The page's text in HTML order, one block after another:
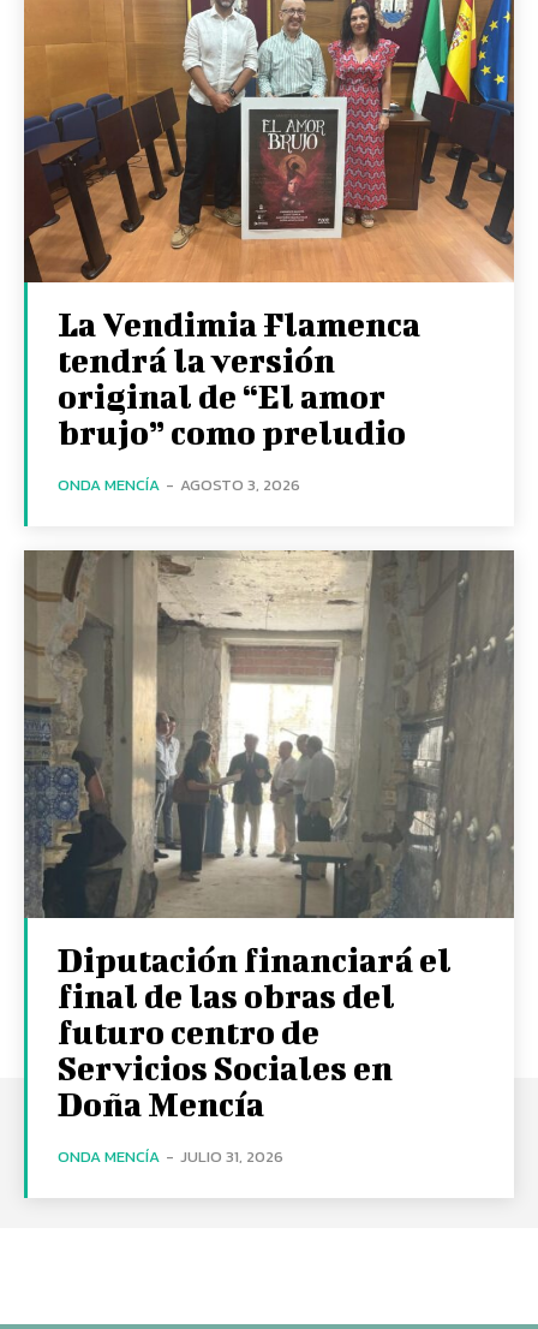
La Vendimia Flamenca
tendrá la versión
original de “El amor
brujo” como preludio
ONDA MENCÍA - AGOSTO 3, 2026
Diputación financiará el
final de las obras del
futuro centro de
Servicios Sociales en
Doña Mencía
ONDA MENCÍA - JULIO 31, 2026